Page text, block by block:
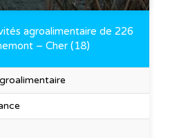
agroalimentaire de 226
– Cher (18)